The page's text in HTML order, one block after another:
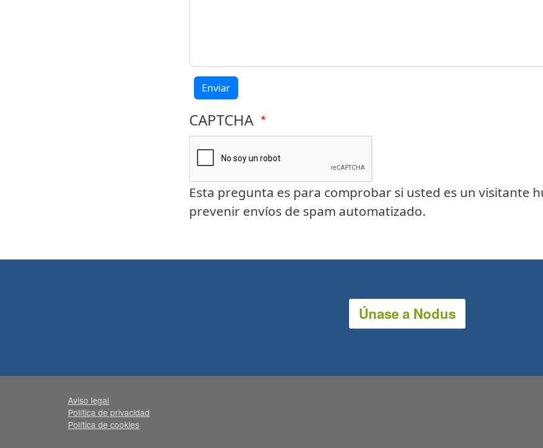
Enviar
CAPTCHA
Esta pregunta es para comprobar si usted es un visitante
prevenir envíos de spam automatizado.
Únase a Nodus
Aviso legal
Política de privacidad
Política de cookies